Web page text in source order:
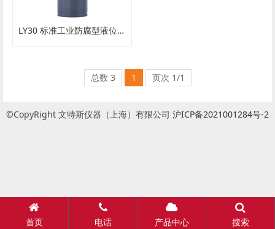
LY30 标准工业防腐型液位变送器
总数 3 1 页次 1/1
©CopyRight 文特斯仪器（上海）有限公司 沪ICP备2021001284号-2
首页 电话 产品中心 搜索